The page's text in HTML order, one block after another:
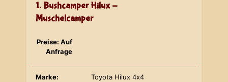
1. Bushcamper Hilux -
Muschelcamper
Preise: Auf
Anfrage
Marke:
Toyota Hilux 4x4